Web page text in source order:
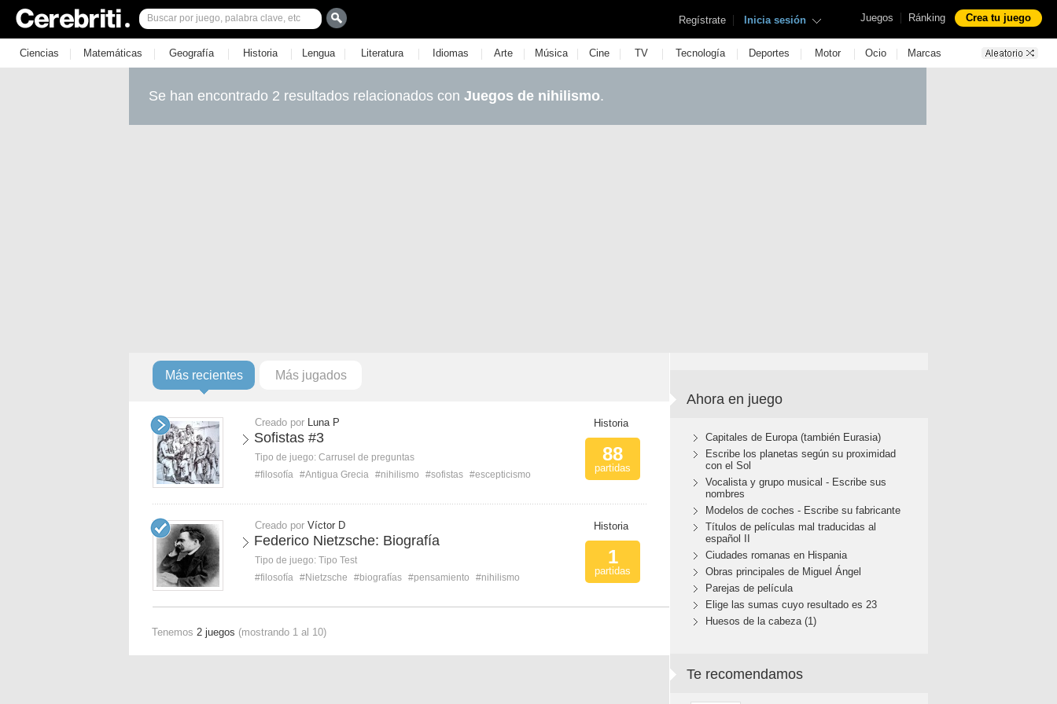
Juegos | Ránking Crea tu juego
Regístrate | Inicia sesión
Ciencias | Matemáticas | Geografía | Historia | Lengua | Literatura | Idiomas | Arte | Música | Cine | TV | Tecnología | Deportes | Motor | Ocio | Marcas
Se han encontrado 2 resultados relacionados con Juegos de nihilismo.
Más recientes Más jugados
Creado por Luna P
Sofistas #3
Tipo de juego: Carrusel de preguntas
#filosofía #Antigua Grecia #nihilismo #sofistas #escepticismo
Historia
88
partidas
Creado por Víctor D
Federico Nietzsche: Biografía
Tipo de juego: Tipo Test
#filosofía #Nietzsche #biografías #pensamiento #nihilismo
Historia
1
partidas
Tenemos 2 juegos (mostrando 1 al 10)
Ahora en juego
Capitales de Europa (también Eurasia)
Escribe los planetas según su proximidad
con el Sol
Vocalista y grupo musical - Escribe sus
nombres
Modelos de coches - Escribe su fabricante
Títulos de películas mal traducidas al
español II
Ciudades romanas en Hispania
Obras principales de Miguel Ángel
Parejas de película
Elige las sumas cuyo resultado es 23
Huesos de la cabeza (1)
Te recomendamos